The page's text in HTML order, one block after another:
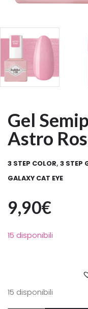
Gel
Astro
3 STEP COLOR, 3 STEP
GALAXY CAT EYE
9,90€
15 disponibili
15 disponibili